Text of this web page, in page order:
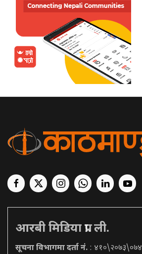
आरबी मिडिया प्रा. ली.
सूचना विभागमा दर्ता नं. : ४१०\२०७३\०७४